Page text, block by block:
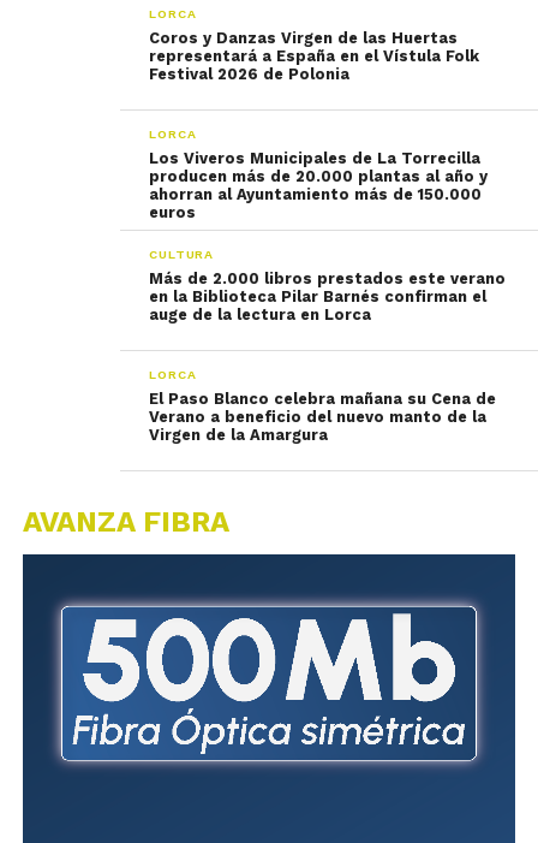
LORCA
Coros y Danzas Virgen de las Huertas
representará a España en el Vístula Folk
Festival 2026 de Polonia
LORCA
Los Viveros Municipales de La Torrecilla
producen más de 20.000 plantas al año y
ahorran al Ayuntamiento más de 150.000
euros
CULTURA
Más de 2.000 libros prestados este verano
en la Biblioteca Pilar Barnés confirman el
auge de la lectura en Lorca
LORCA
El Paso Blanco celebra mañana su Cena de
Verano a beneficio del nuevo manto de la
Virgen de la Amargura
AVANZA FIBRA